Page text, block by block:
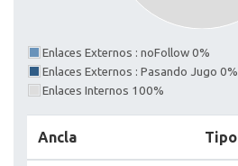
Enlaces Externos : noFollow 0%
Enlaces Externos : Pasando Jugo 0%
Enlaces Internos 100%
Ancla Tipo